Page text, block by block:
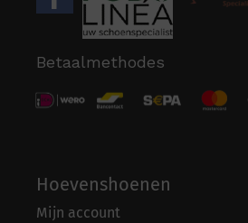
Betaalmethodes
Hoevenshoenen
Mijn account